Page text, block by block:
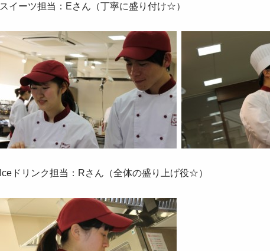
スイーツ担当：Eさん（丁寧に盛り付け☆）
Iceドリンク担当：Rさん（全体の盛り上げ役☆）